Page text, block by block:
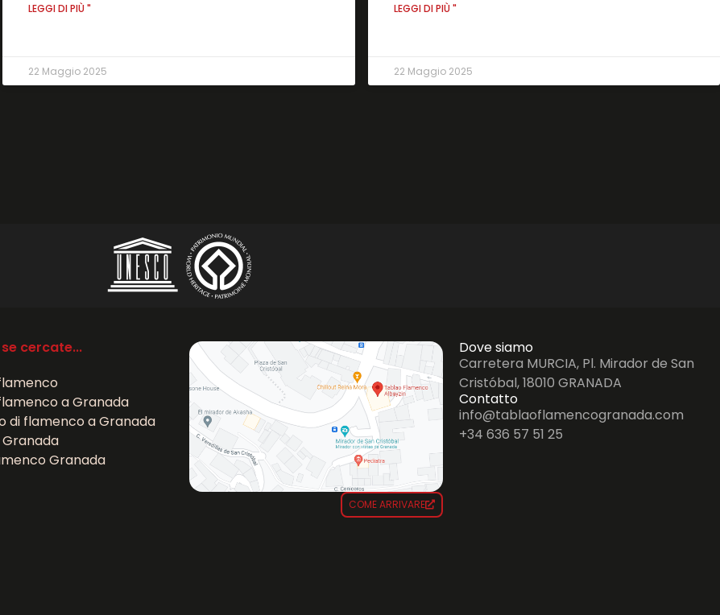
LEGGI DI PIÙ "
22 Maggio 2025
LEGGI DI PIÙ "
22 Maggio 2025
cercate...
a Granada
di flamenco a Granada
Granada
COME ARRIVARE
Dove siamo
Carretera MURCIA, Pl. Mirador de San
Cristóbal, 18010 GRANADA
Contatto
info@tablaoflamencogranada.com
+34 636 57 51 25